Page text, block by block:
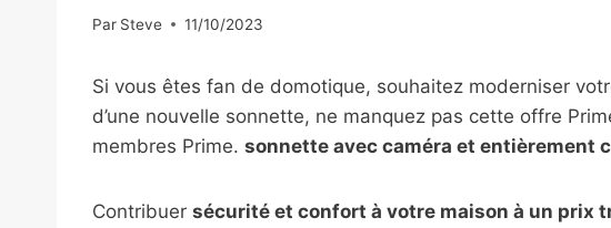
Par Steve 11/10/2023
Si vous êtes fan de domotique, souhaitez moderniser
d’une nouvelle sonnette, ne manquez pas cette offre
membres Prime. sonnette avec caméra et entièrement
Contribuer sécurité et confort à votre maison à un prix